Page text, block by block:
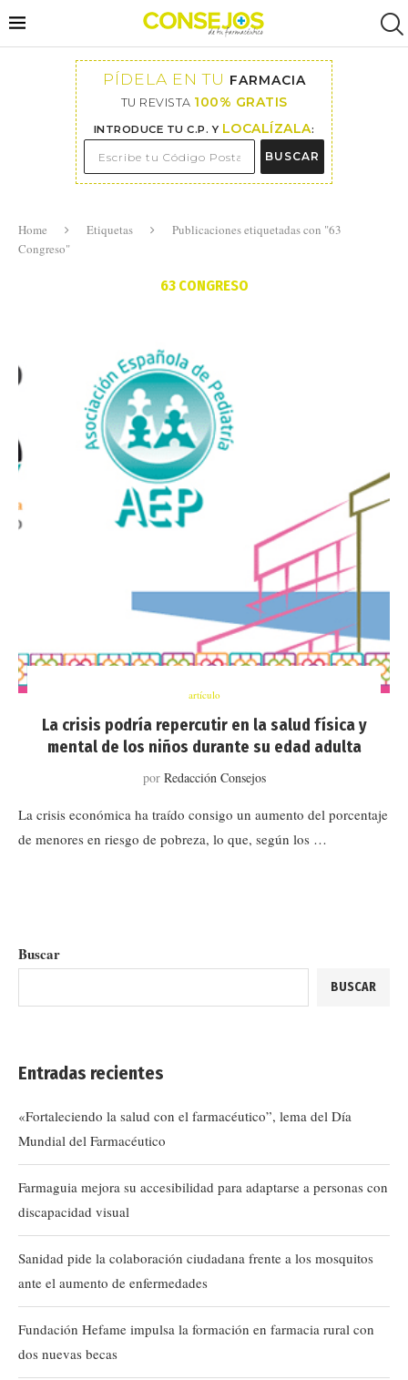
PÍDELA EN TU FARMACIA
TU REVISTA 100% GRATIS
INTRODUCE TU C.P. Y LOCALÍZALA:
BUSCAR
Home Etiquetas
Publicaciones etiquetadas con "63
Congreso"
63 CONGRESO
artículo
La crisis podría repercutir en la salud física y
mental de los niños durante su edad adulta
por Redacción Consejos
La crisis económica ha traído consigo un aumento del porcentaje
de menores en riesgo de pobreza, lo que, según los …
Buscar
BUSCAR
Entradas recientes
«Fortaleciendo la salud con el farmacéutico”, lema del Día
Mundial del Farmacéutico
Farmaguia mejora su accesibilidad para adaptarse a personas con
discapacidad visual
Sanidad pide la colaboración ciudadana frente a los mosquitos
ante el aumento de enfermedades
Fundación Hefame impulsa la formación en farmacia rural con
dos nuevas becas